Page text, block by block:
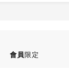
會員限定